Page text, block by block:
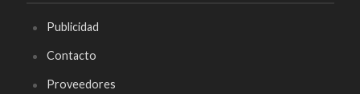
Publicidad
Contacto
Proveedores